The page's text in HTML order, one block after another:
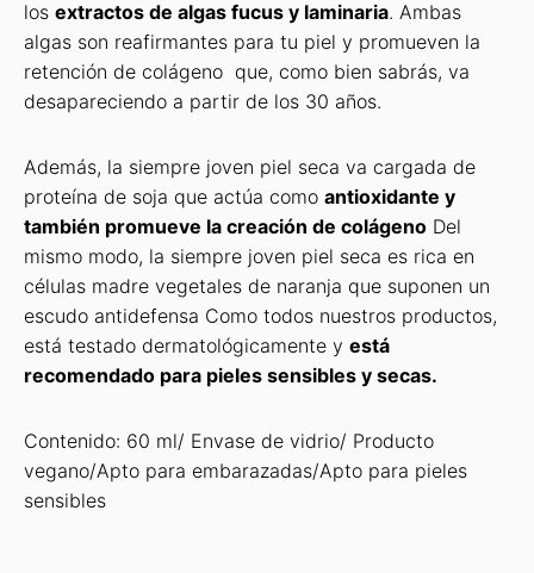
los extractos de algas fucus y laminaria. Ambas
algas son reafirmantes para tu piel y promueven la
retención de colágeno que, como bien sabrás, va
desapareciendo a partir de los 30 años.
Además, la siempre joven piel seca va cargada de
proteína de soja que actúa como antioxidante y
también promueve la creación de colágeno Del
mismo modo, la siempre joven piel seca es rica en
células madre vegetales de naranja que suponen un
escudo antidefensa Como todos nuestros productos,
está testado dermatológicamente y está
recomendado para pieles sensibles y secas.
Contenido: 60 ml/ Envase de vidrio/ Producto
vegano/Apto para embarazadas/Apto para pieles
sensibles